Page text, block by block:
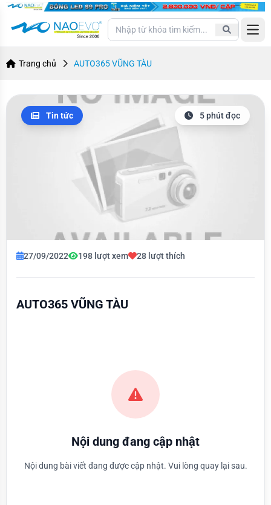
Trang chủ AUTO365 VŨNG TÀU
Tin tức 5 phút đọc
27/09/2022 198 lượt xem 28 lượt thích
AUTO365 VŨNG TÀU
Nội dung đang cập nhật
Nội dung bài viết đang được cập nhật. Vui lòng quay lại sau.